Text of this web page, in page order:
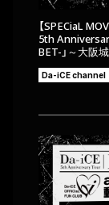
【SPECiaL
5th
BET-」～大阪
Da-iCE channel